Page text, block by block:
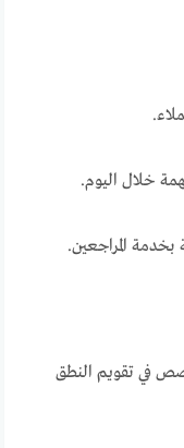
خلال اليوم.
بخدمة المراجعين.
في تقويم النطق